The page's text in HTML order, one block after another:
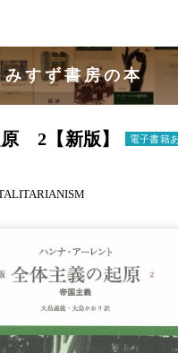
みすず書房の本
2【新版】 電子書籍